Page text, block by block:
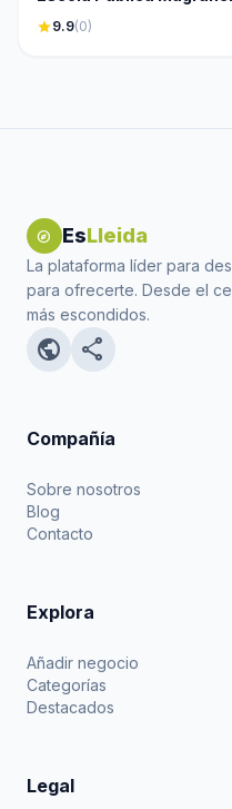
star9.9(0)
explore EsLleida
La plataforma líder para
para ofrecerte. Desde el
más escondidos.
public share
Compañía
Sobre nosotros
Blog
Contacto
Explora
Añadir negocio
Categorías
Destacados
Legal